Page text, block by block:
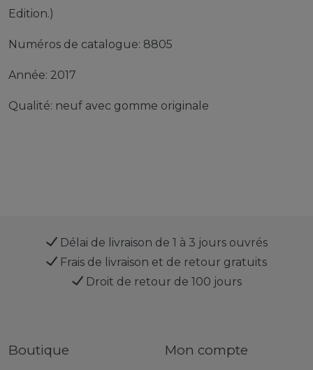
Edition.)
Numéros de catalogue: 8805
Année: 2017
Qualité: neuf avec gomme originale
Délai de livraison de 1 à 3 jours ouvrés
Frais de livraison et de retour gratuits
Droit de retour de 100 jours
Boutique Mon compte